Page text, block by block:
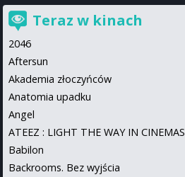
Teraz w kinach
2046
Aftersun
Akademia złoczyńców
Anatomia upadku
Angel
ATEEZ : LIGHT THE WAY IN CINEMAS
Babilon
Backrooms. Bez wyjścia